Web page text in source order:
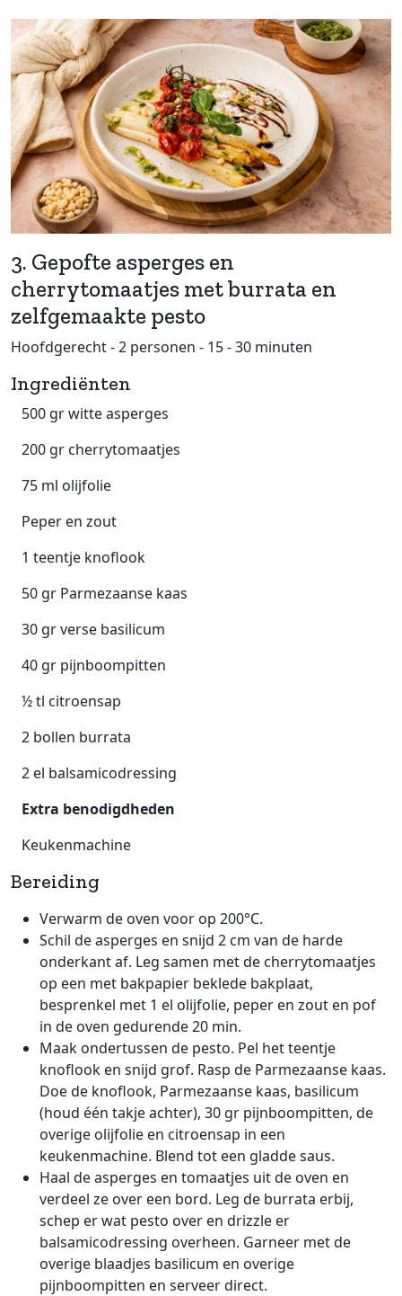
3. Gepofte asperges en
cherrytomaatjes met burrata en
zelfgemaakte pesto
Hoofdgerecht - 2 personen - 15 - 30 minuten
Ingrediënten
500 gr witte asperges
200 gr cherrytomaatjes
75 ml olijfolie
Peper en zout
1 teentje knoflook
50 gr Parmezaanse kaas
30 gr verse basilicum
40 gr pijnboompitten
½ tl citroensap
2 bollen burrata
2 el balsamicodressing
Extra benodigdheden
Keukenmachine
Bereiding
Verwarm de oven voor op 200°C.
Schil de asperges en snijd 2 cm van de harde
onderkant af. Leg samen met de cherrytomaatjes
op een met bakpapier beklede bakplaat,
besprenkel met 1 el olijfolie, peper en zout en pof
in de oven gedurende 20 min.
Maak ondertussen de pesto. Pel het teentje
knoflook en snijd grof. Rasp de Parmezaanse kaas.
Doe de knoflook, Parmezaanse kaas, basilicum
(houd één takje achter), 30 gr pijnboompitten, de
overige olijfolie en citroensap in een
keukenmachine. Blend tot een gladde saus.
Haal de asperges en tomaatjes uit de oven en
verdeel ze over een bord. Leg de burrata erbij,
schep er wat pesto over en drizzle er
balsamicodressing overheen. Garneer met de
overige blaadjes basilicum en overige
pijnboompitten en serveer direct.